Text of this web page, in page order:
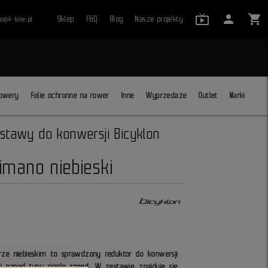
bike.pl Sklep F&Q Blog Nasze projekty live_tv_24
person shopping_cart
Folie ochronne na rower Inne Wyprzedaże Outlet Marki
do konwersji Bicyklon
niebieski
niebieskim to sprawdzony reduktor do konwersji
typu single speed.
W zestawie znajduje się